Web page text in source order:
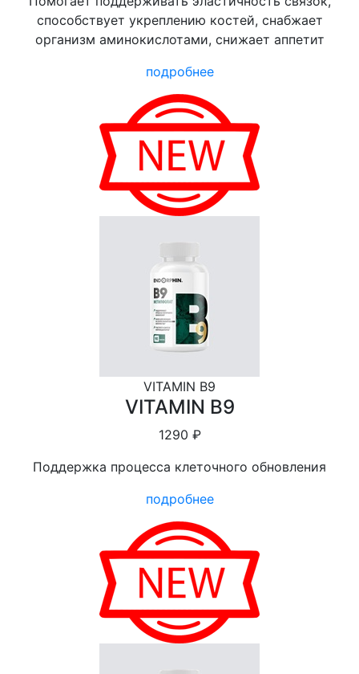
способствует укреплению костей, снабжает
организм аминокислотами, снижает аппетит
подробнее
VITAMIN B9
VITAMIN B9
1290 ₽
Поддержка процесса клеточного обновления
подробнее